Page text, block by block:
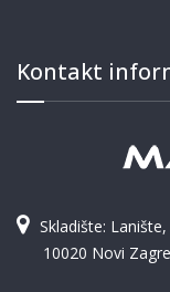
Kontakt
Skladište: Lanište,
10020 Novi